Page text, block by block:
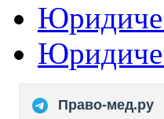
Право-мед.ру